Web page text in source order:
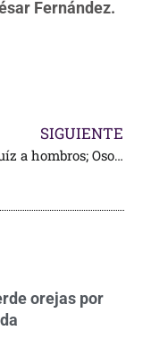
Fernández.
SIGUIENTE
César Ruíz a hombros; Osornio, oreja, en Arroyo
orejas por